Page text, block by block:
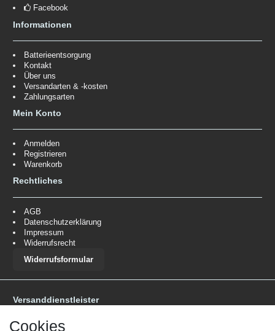
Facebook
Informationen
Batterieentsorgung
Kontakt
Über uns
Versandarten & -kosten
Zahlungsarten
Mein Konto
Anmelden
Registrieren
Warenkorb
Rechtliches
AGB
Datenschutzerklärung
Impressum
Widerrufsrecht
Widerrufsformular
Versanddienstleister
Informationen
Cookies